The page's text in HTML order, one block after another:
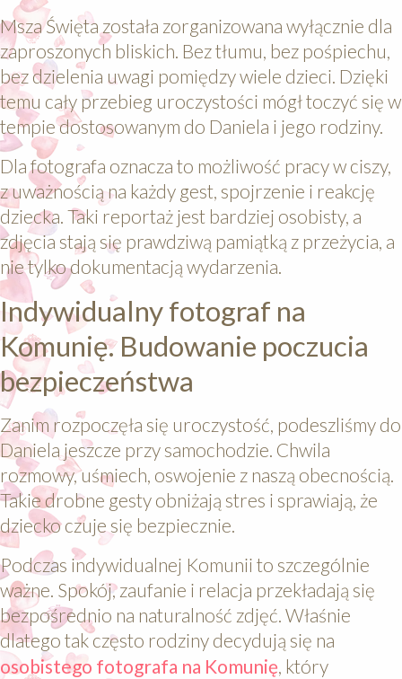
Msza Święta została zorganizowana wyłącznie dla
zaproszonych bliskich. Bez tłumu, bez pośpiechu,
bez dzielenia uwagi pomiędzy wiele dzieci. Dzięki
temu cały przebieg uroczystości mógł toczyć się w
tempie dostosowanym do Daniela i jego rodziny.
Dla fotografa oznacza to możliwość pracy w ciszy,
z uważnością na każdy gest, spojrzenie i reakcję
dziecka. Taki reportaż jest bardziej osobisty, a
zdjęcia stają się prawdziwą pamiątką z przeżycia, a
nie tylko dokumentacją wydarzenia.
Indywidualny fotograf na
Komunię. Budowanie poczucia
bezpieczeństwa
Zanim rozpoczęła się uroczystość, podeszliśmy do
Daniela jeszcze przy samochodzie. Chwila
rozmowy, uśmiech, oswojenie z naszą obecnością.
Takie drobne gesty obniżają stres i sprawiają, że
dziecko czuje się bezpiecznie.
Podczas indywidualnej Komunii to szczególnie
ważne. Spokój, zaufanie i relacja przekładają się
bezpośrednio na naturalność zdjęć. Właśnie
dlatego tak często rodziny decydują się na
osobistego fotografa na Komunię, który